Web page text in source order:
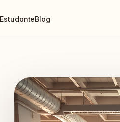
EstudanteBlog